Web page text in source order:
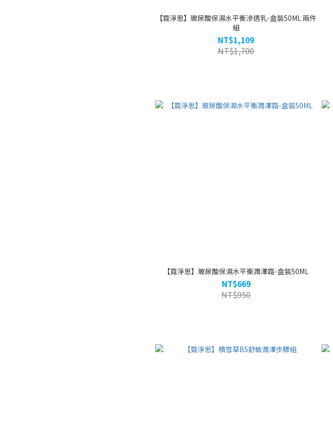
【霓淨思】玻尿酸保濕水平衡滲透乳-盒裝50ML 兩件
組
NT$1,109
NT$1,700
【霓淨思】玻尿酸保濕水平衡潤澤霜-盒裝50ML
NT$669
NT$950